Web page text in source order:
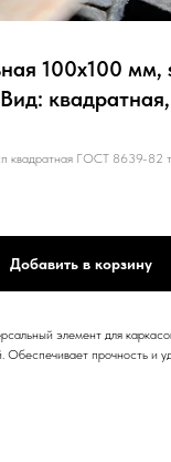
100х100 мм,
квадратная ГОСТ 8639-82 т
Добавить в корзину
элемент для
Обеспечивает прочность и